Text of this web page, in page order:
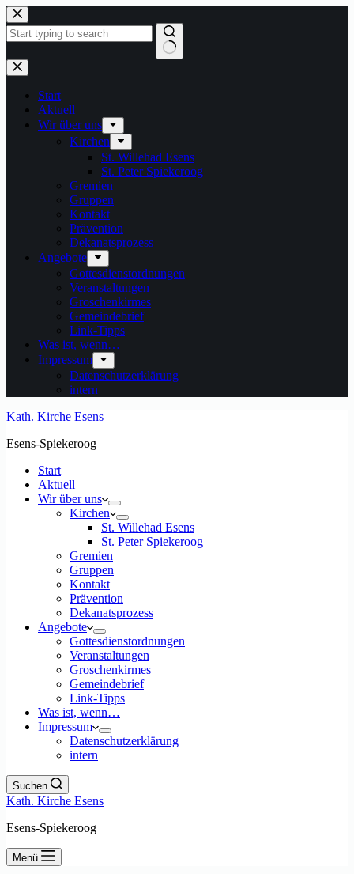
Zum
Inhalt
springen
Keine
Ergebnisse
Start
Aktuell
Wir über uns
Kirchen
St. Willehad Esens
St. Peter Spiekeroog
Gremien
Gruppen
Kontakt
Prävention
Dekanatsprozess
Angebote
Gottesdienstordnungen
Veranstaltungen
Groschenkirmes
Gemeindebrief
Link-Tipps
Was ist, wenn…
Impressum
Datenschutzerklärung
intern
Kath. Kirche Esens
Esens-Spiekeroog
Start
Aktuell
Wir über uns
Kirchen
St. Willehad Esens
St. Peter Spiekeroog
Gremien
Gruppen
Kontakt
Prävention
Dekanatsprozess
Angebote
Gottesdienstordnungen
Veranstaltungen
Groschenkirmes
Gemeindebrief
Link-Tipps
Was ist, wenn…
Impressum
Datenschutzerklärung
intern
Suchen
Kath. Kirche Esens
Esens-Spiekeroog
Menü